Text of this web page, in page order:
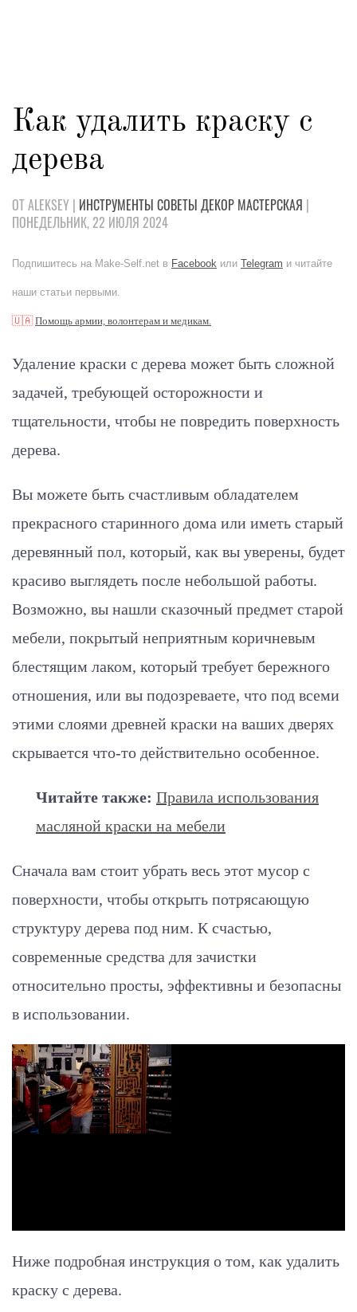
Как удалить краску с
дерева
ОТ ALEKSEY | ИНСТРУМЕНТЫ СОВЕТЫ ДЕКОР МАСТЕРСКАЯ |
ПОНЕДЕЛЬНИК, 22 ИЮЛЯ 2024
Подпишитесь на Make-Self.net в Facebook или Telegram и читайте
наши статьи первыми.
🇺🇦Помощь армии, волонтерам и медикам.
Удаление краски с дерева может быть сложной
задачей, требующей осторожности и
тщательности, чтобы не повредить поверхность
дерева.
Вы можете быть счастливым обладателем
прекрасного старинного дома или иметь старый
деревянный пол, который, как вы уверены, будет
красиво выглядеть после небольшой работы.
Возможно, вы нашли сказочный предмет старой
мебели, покрытый неприятным коричневым
блестящим лаком, который требует бережного
отношения, или вы подозреваете, что под всеми
этими слоями древней краски на ваших дверях
скрывается что-то действительно особенное.
Читайте также: Правила использования
масляной краски на мебели
Сначала вам стоит убрать весь этот мусор с
поверхности, чтобы открыть потрясающую
структуру дерева под ним. К счастью,
современные средства для зачистки
относительно просты, эффективны и безопасны
в использовании.
Ниже подробная инструкция о том, как удалить
краску с дерева.